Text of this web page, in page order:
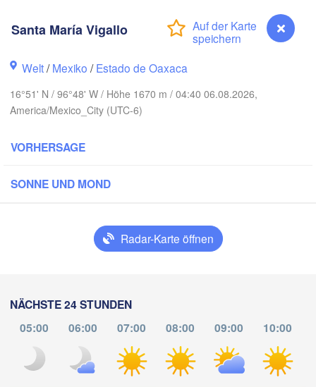
Santa María Vigallo
Welt/Mexiko /Estado de Oaxaca
16°51' N / 96°48' W / Höhe 1670 m / 04:40 06.08.2026,
America/Mexico_City (UTC-6)
VORHERSAGE
SONNE UND MOND
Radar-Karte öffnen
NÄCHSTE 24 STUNDEN
05:00
06:00 07:00 08:00 09:00 10:00
Ciudad Victoria
Acapulco
Querétaro
Tehuacán
Veracruz
Santa María Vigallo